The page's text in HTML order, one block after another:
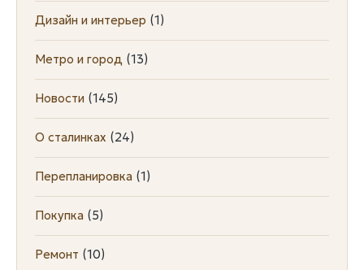
Дизайн и интерьер (1)
Метро и город (13)
Новости (145)
О сталинках (24)
Перепланировка (1)
Покупка (5)
Ремонт (10)